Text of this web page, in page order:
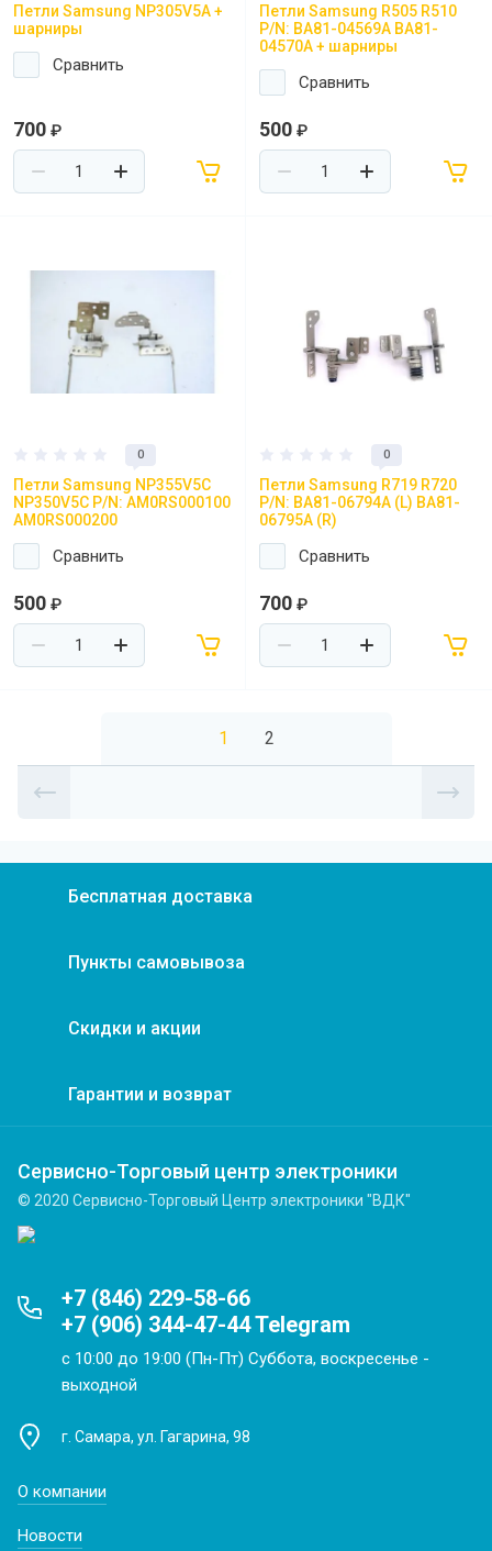
Петли Samsung NP305V5A +
шарниры
Сравнить
700 ₽
Петли Samsung R505 R510
P/N: BA81-04569A BA81-
04570A + шарниры
Сравнить
500 ₽
0
Петли Samsung NP355V5C
NP350V5C P/N: AM0RS000100
AM0RS000200
Сравнить
500 ₽
0
Петли Samsung R719 R720
P/N: BA81-06794A (L) BA81-
06795A (R)
Сравнить
700 ₽
1 2
Бесплатная доставка
Пункты самовывоза
Скидки и акции
Гарантии и возврат
Сервисно-Торговый центр электроники
© 2020 Сервисно-Торговый Центр электроники "ВДК"
+7 (846) 229-58-66
+7 (906) 344-47-44 Telegram
с 10:00 до 19:00 (Пн-Пт) Суббота, воскресенье -
выходной
г. Самара, ул. Гагарина, 98
О компании
Новости